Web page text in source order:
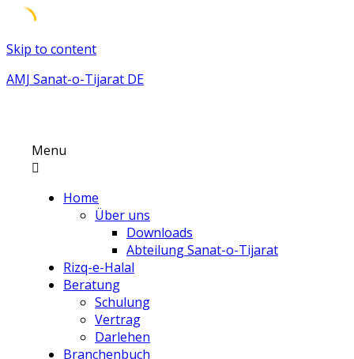
Skip to content
AMJ Sanat-o-Tijarat DE
Menu
Home
Über uns
Downloads
Abteilung Sanat-o-Tijarat
Rizq-e-Halal
Beratung
Schulung
Vertrag
Darlehen
Branchenbuch